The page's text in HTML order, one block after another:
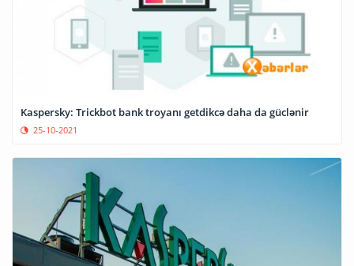
Kaspersky: Trickbot bank troyanı getdikcə daha da güclənir
25-10-2021